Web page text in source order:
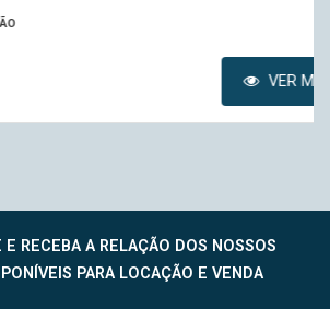
VER MAIS
E RECEBA A RELAÇÃO DOS NOSSOS
PARA LOCAÇÃO E VENDA